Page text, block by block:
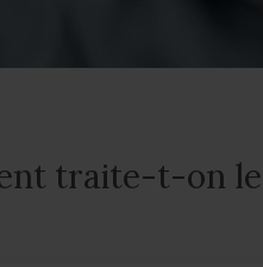
traite-t-on